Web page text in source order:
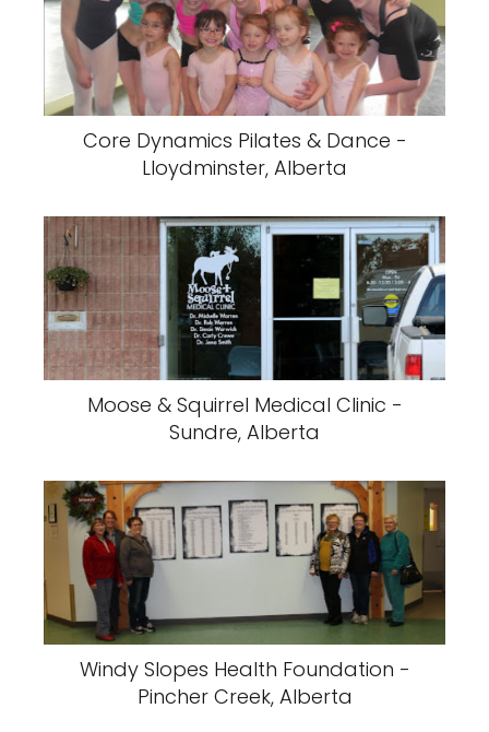
Core Dynamics Pilates & Dance -
Lloydminster, Alberta
Moose & Squirrel Medical Clinic -
Sundre, Alberta
Windy Slopes Health Foundation -
Pincher Creek, Alberta